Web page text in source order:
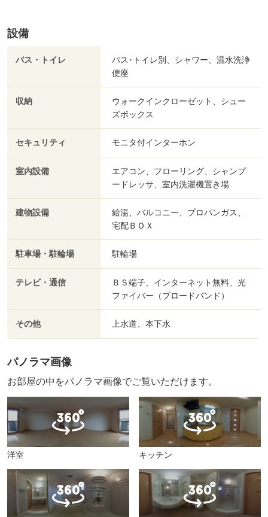
設備
バス・トイレ
バス･トイレ別、シャワー、温水洗浄
便座
収納
ウォークインクローゼット、シュー
ズボックス
セキュリティ モニタ付インターホン
室内設備
エアコン、フローリング、シャンプ
ードレッサ、室内洗濯機置き場
建物設備
給湯、バルコニー、プロパンガス、
宅配ＢＯＸ
駐車場・駐輪場 駐輪場
テレビ・通信
ＢＳ端子、インターネット無料、光
ファイバー（ブロードバンド）
その他 上水道、本下水
パノラマ画像
お部屋の中をパノラマ画像でご覧いただけます。
洋室 キッチン